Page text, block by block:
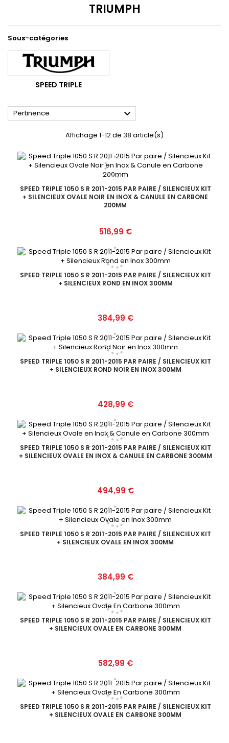
TRIUMPH
Sous-catégories
SPEED TRIPLE
Pertinence 
Affichage 1-12 de 38 article(s)
SPEED TRIPLE 1050 S R 2011-2015 PAR PAIRE / SILENCIEUX KIT
+ SILENCIEUX OVALE NOIR EN INOX & CANULE EN CARBONE
200MM
Prix
516,99 €
SPEED TRIPLE 1050 S R 2011-2015 PAR PAIRE / SILENCIEUX KIT
+ SILENCIEUX ROND EN INOX 300MM
Prix
384,99 €
SPEED TRIPLE 1050 S R 2011-2015 PAR PAIRE / SILENCIEUX KIT
+ SILENCIEUX ROND NOIR EN INOX 300MM
Prix
428,99 €
SPEED TRIPLE 1050 S R 2011-2015 PAR PAIRE / SILENCIEUX KIT
+ SILENCIEUX OVALE EN INOX & CANULE EN CARBONE 300MM
Prix
494,99 €
SPEED TRIPLE 1050 S R 2011-2015 PAR PAIRE / SILENCIEUX KIT
+ SILENCIEUX OVALE EN INOX 300MM
Prix
384,99 €
SPEED TRIPLE 1050 S R 2011-2015 PAR PAIRE / SILENCIEUX KIT
+ SILENCIEUX OVALE EN CARBONE 300MM
Prix
582,99 €
SPEED TRIPLE 1050 S R 2011-2015 PAR PAIRE / SILENCIEUX KIT
+ SILENCIEUX OVALE EN CARBONE 300MM